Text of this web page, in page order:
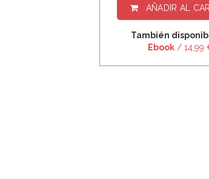
AÑADIR AL
También
Ebook / 14,99